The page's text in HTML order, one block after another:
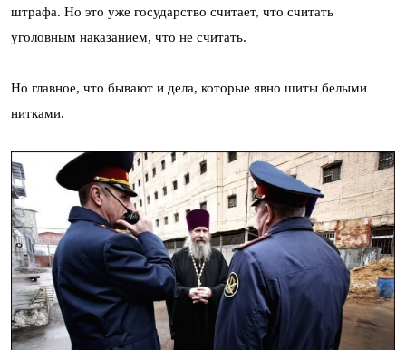
штрафа. Но это уже государство считает, что считать
уголовным наказанием, что не считать.
Но главное, что бывают и дела, которые явно шиты белыми
нитками.